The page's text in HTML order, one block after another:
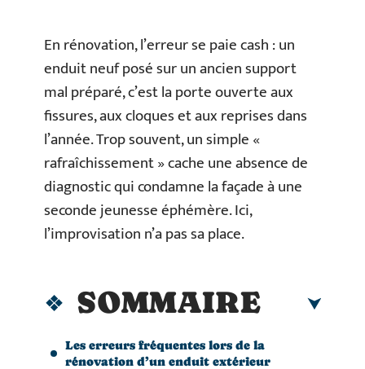
En rénovation, l’erreur se paie cash : un
enduit neuf posé sur un ancien support
mal préparé, c’est la porte ouverte aux
fissures, aux cloques et aux reprises dans
l’année. Trop souvent, un simple «
rafraîchissement » cache une absence de
diagnostic qui condamne la façade à une
seconde jeunesse éphémère. Ici,
l’improvisation n’a pas sa place.
SOMMAIRE
Les erreurs fréquentes lors de la
rénovation d’un enduit extérieur